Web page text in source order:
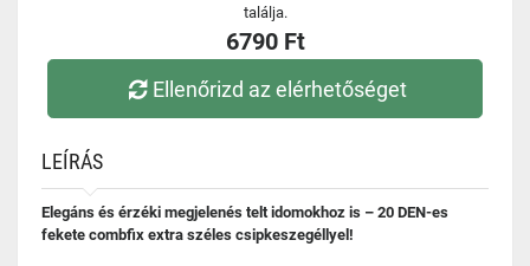
találja.
6790 Ft
Ellenőrizd az elérhetőséget
LEÍRÁS
Elegáns és érzéki megjelenés telt idomokhoz is – 20 DEN-es
fekete combfix extra széles csipkeszegéllyel!